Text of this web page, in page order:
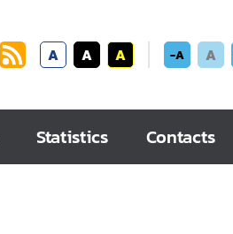
A A A -A A
Statistics Contacts